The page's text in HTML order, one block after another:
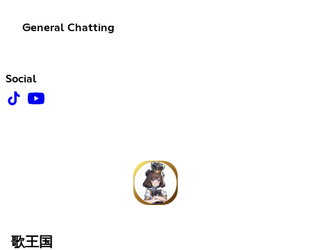
General Chatting
Social
歌王国